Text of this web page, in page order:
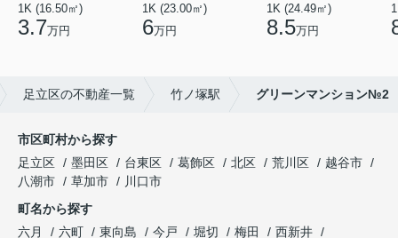
1K (16.50㎡)
3.7万円
1K (23.00㎡)
6万円
1K (24.49㎡)
8.5万円
足立区の不動産一覧 竹ノ塚駅 グリーンマンション№2
市区町村から探す
足立区
墨田区 台東区 葛飾区 北区 荒川区
越谷市
八潮市
草加市
川口市
町名から探す
六月
六町 東向島 今戸 堀切 梅田
西新井